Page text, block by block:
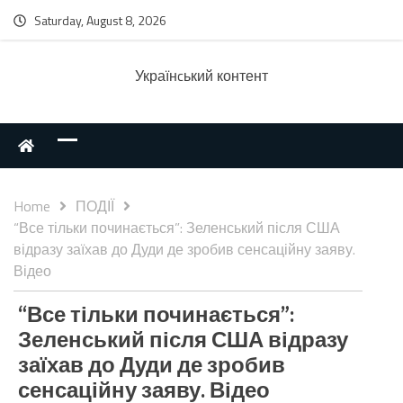
Saturday, August 8, 2026
Українcький контент
Home
ПОДІЇ
“Все тільки починається”: Зеленський після США
відразу заїхав до Дуди де зробив сенсаційну заяву.
Відео
“Все тільки починається”:
Зеленський після США відразу
заїхав до Дуди де зробив
сенсаційну заяву. Відео